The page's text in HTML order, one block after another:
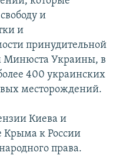
и
и
принудительной
Минюста Украины, в
400 украинских
месторождений.
Киева и
Крыма к России
права.